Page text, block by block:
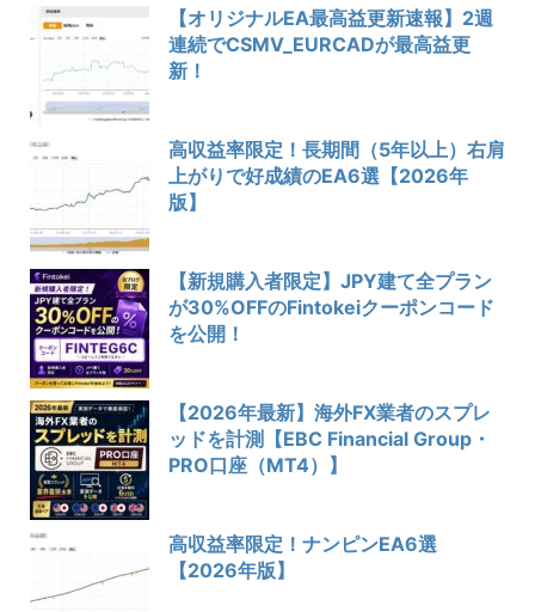
【オリジナルEA最高益更新速報】2週
連続でCSMV_EURCADが最高益更
新！
高収益率限定！長期間（5年以上）右肩
上がりで好成績のEA6選【2026年
版】
【新規購入者限定】JPY建て全プラン
が30%OFFのFintokeiクーポンコード
を公開！
【2026年最新】海外FX業者のスプレ
ッドを計測【EBC Financial Group・
PRO口座（MT4）】
高収益率限定！ナンピンEA6選
【2026年版】